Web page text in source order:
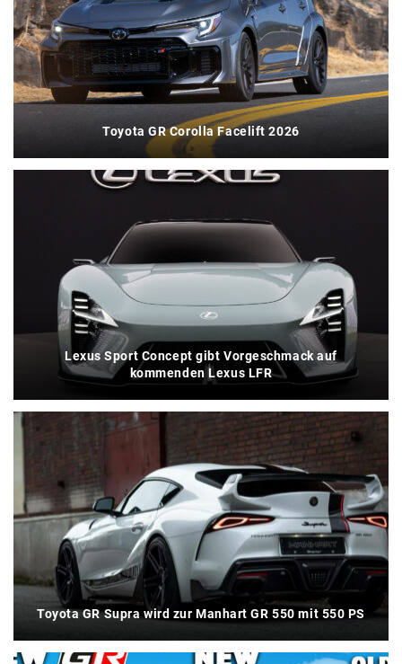
Toyota GR Corolla Facelift 2026
Lexus Sport Concept gibt Vorgeschmack auf
kommenden Lexus LFR
Toyota GR Supra wird zur Manhart GR 550 mit 550 PS